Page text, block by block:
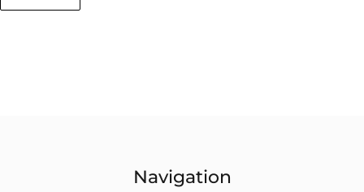
Navigation